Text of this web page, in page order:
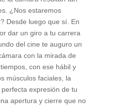
¿Nos estaremos
Desde luego que sí. En
dar un giro a tu carrera
del cine te auguro un
con la mirada de
con ese hábil y
músculos faciales, la
expresión de tu
apertura y cierre que no